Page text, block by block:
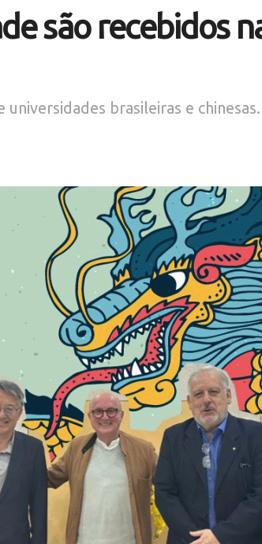
são recebidos
brasileiras e chinesas.